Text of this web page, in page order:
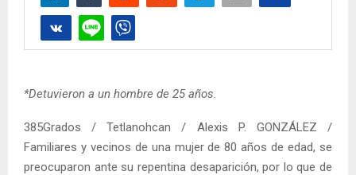
*Detuvieron a un hombre de 25 años
385Grados / Tetlanohcan / Alexis P. GONZÁLEZ /
Familiares y vecinos de una mujer de 80 años de edad, se
preocuparon ante su repentina desaparición, por lo que de